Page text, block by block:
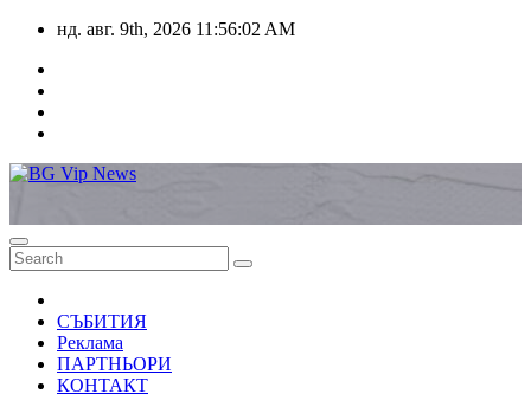
Skip
content
нд. авг. 9th, 2026 11:56:02 AM
СЪБИТИЯ
Реклама
ПАРТНЬОРИ
КОНТАКТ